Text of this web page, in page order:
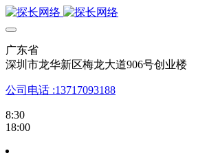
广东省
深圳市龙华新区梅龙大道906号创业楼
公司电话 :13717093188
8:30
18:00